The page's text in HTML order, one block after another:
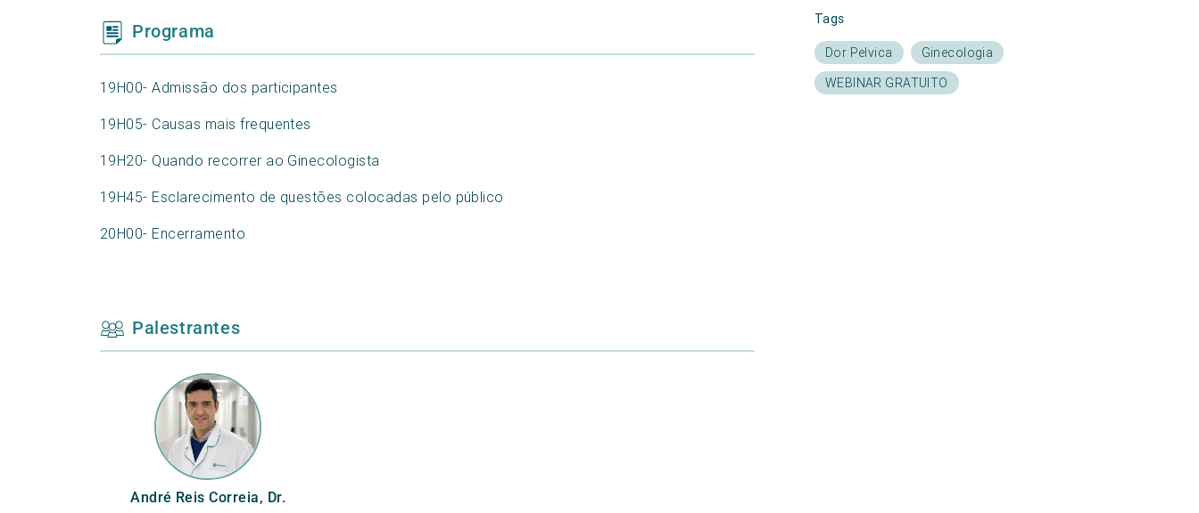
Programa
19H00- Admissão dos participantes
19H05- Causas mais frequentes
19H20- Quando recorrer ao Ginecologista
19H45- Esclarecimento de questões colocadas pelo público
20H00- Encerramento
Palestrantes
André Reis Correia, Dr.
Tags
Dor Pelvica
Ginecologia
WEBINAR GRATUITO